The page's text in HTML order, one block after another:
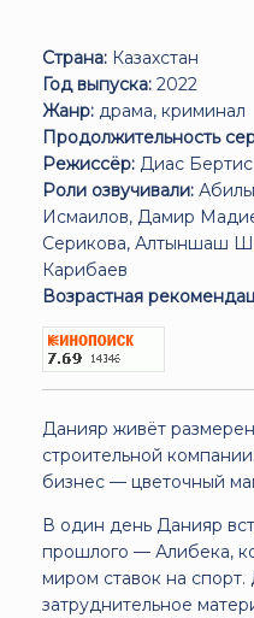
Страна: Казахстан
Год выпуска: 2022
Жанр: драма, криминал
Продолжительность
Режиссёр: Диас Бертис
Роли озвучивали:
Исмаилов, Дамир
Серикова, Алтыншаш
Карибаев
Возрастная
Данияр живёт
строительной
бизнес — цветочный
В один день Данияр
прошлого — Алибека,
миром ставок на спорт.
затруднительное